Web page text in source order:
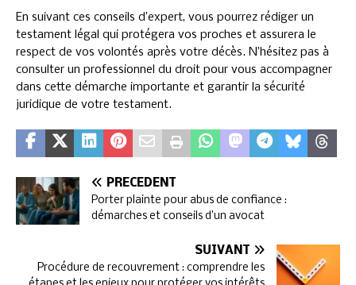
En suivant ces conseils d’expert, vous pourrez rédiger un
testament légal qui protégera vos proches et assurera le
respect de vos volontés après votre décès. N’hésitez pas à
consulter un professionnel du droit pour vous accompagner
dans cette démarche importante et garantir la sécurité
juridique de votre testament.
PRÉCÉDENT
Porter plainte pour abus de confiance :
démarches et conseils d’un avocat
SUIVANT
Procédure de recouvrement : comprendre les